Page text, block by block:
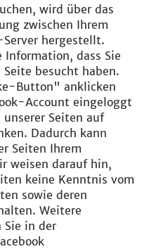
wird über das
zwischen Ihrem
Server hergestellt.
Information, dass Sie
besucht haben.
Button" anklicken
Account eingeloggt
Seiten auf
Dadurch kann
Seiten Ihrem
weisen darauf hin,
keine Kenntnis vom
sowie deren
Weitere
Sie in der